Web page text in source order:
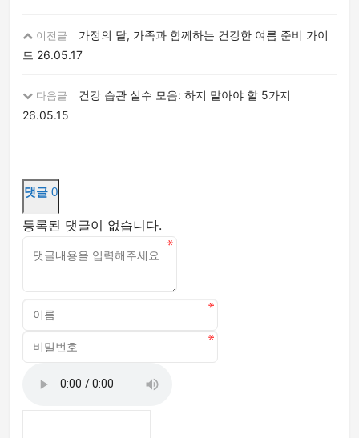
이전글
가정의 달, 가족과 함께하는 건강한 여름 준비 가이
드 26.05.17
다음글
건강 습관 실수 모음: 하지 말아야 할 5가지
26.05.15
댓글 0
등록된 댓글이 없습니다.